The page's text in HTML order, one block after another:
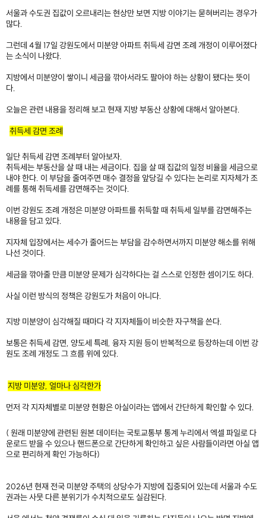
서울과 수도권 집값이 오르내리는 현상만 보면 지방 이야기는 묻혀버리는 경우가
많다.
그런데 4월 17일 강원도에서 미분양 아파트 취득세 감면 조례 개정이 이루어졌다
는 소식이 나왔다.
지방에서 미분양이 쌓이니 세금을 깎아서라도 팔아야 하는 상황이 됐다는 뜻이
다.
오늘은 관련 내용을 정리해 보고 현재 지방 부동산 상황에 대해서 알아본다.
취득세 감면 조례
일단 취득세 감면 조례부터 알아보자.
취득세는 부동산을 살 때 내는 세금이다. 집을 살 때 집값의 일정 비율을 세금으로
내야 한다. 이 부담을 줄여주면 매수 결정을 앞당길 수 있다는 논리로 지자체가 조
례를 통해 취득세를 감면해주는 것이다.
이번 강원도 조례 개정은 미분양 아파트를 취득할 때 취득세 일부를 감면해주는
내용을 담고 있다.
지자체 입장에서는 세수가 줄어드는 부담을 감수하면서까지 미분양 해소를 위해
나선 것이다.
세금을 깎아줄 만큼 미분양 문제가 심각하다는 걸 스스로 인정한 셈이기도 하다.
사실 이런 방식의 정책은 강원도가 처음이 아니다.
지방 미분양이 심각해질 때마다 각 지자체들이 비슷한 자구책을 쓴다.
보통은 취득세 감면, 양도세 특례, 융자 지원 등이 반복적으로 등장하는데 이번 강
원도 조례 개정도 그 흐름 위에 있다.
지방 미분양, 얼마나 심각한가
먼저 각 지자체별로 미분양 현황은 아실이라는 앱에서 간단하게 확인할 수 있다.
( 원래 미분양에 관련된 원본 데이터는 국토교통부 통계 누리에서 엑셀 파일로 다
운로드 받을 수 있으나 핸드폰으로 간단하게 확인하고 싶은 사람들이라면 아실 앱
으로 편리하게 확인 가능하다)​
2026년 현재 전국 미분양 주택의 상당수가 지방에 집중되어 있는데 서울과 수도
권과는 사뭇 다른 분위기가 수치적으로도 실감된다.